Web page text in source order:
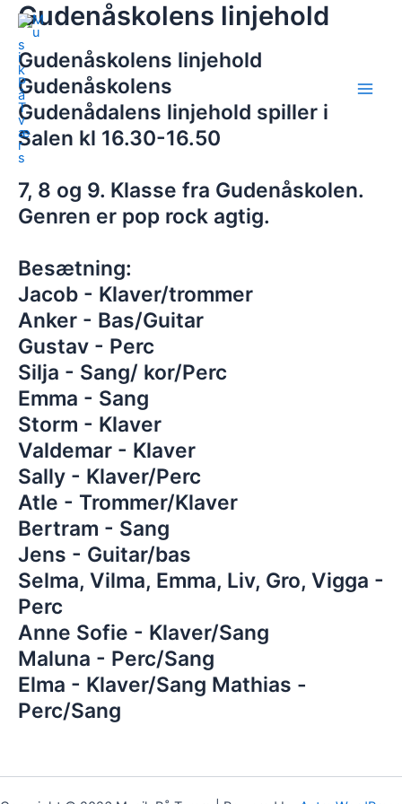
indholdet
Gudenåskolens linjehold
Gudenåskolens linjehold
Gudenåskolens
Gudenådalens linjehold spiller i
Salen kl 16.30-16.50
7, 8 og 9. Klasse fra Gudenåskolen.
Genren er pop rock agtig.
Besætning:
Jacob - Klaver/trommer
Anker - Bas/Guitar
Gustav - Perc
Silja - Sang/ kor/Perc
Emma - Sang
Storm - Klaver
Valdemar - Klaver
Sally - Klaver/Perc
Atle - Trommer/Klaver
Bertram - Sang
Jens - Guitar/bas
Selma, Vilma, Emma, Liv, Gro, Vigga -
Perc
Anne Sofie - Klaver/Sang
Maluna - Perc/Sang
Elma - Klaver/Sang Mathias -
Perc/Sang